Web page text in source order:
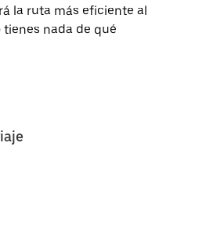
la ruta más eficiente al
nada de qué